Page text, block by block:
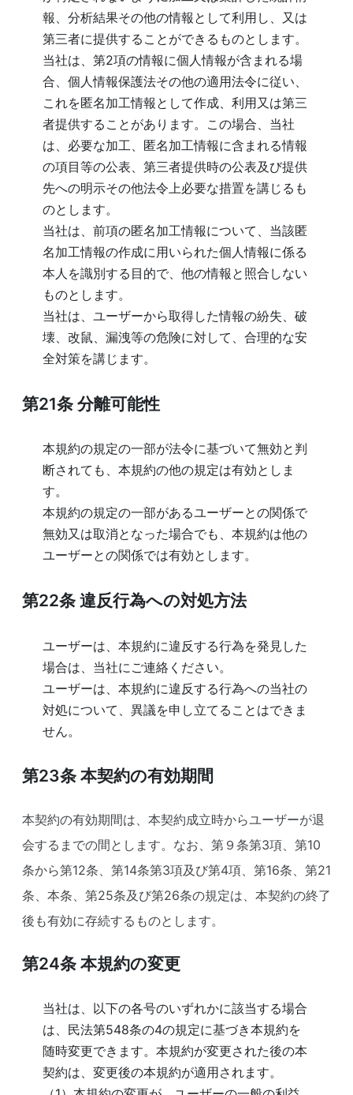
報、分析結果その他の情報として利用し、又は
第三者に提供することができるものとします。
当社は、第2項の情報に個人情報が含まれる場
合、個人情報保護法その他の適用法令に従い、
これを匿名加工情報として作成、利用又は第三
者提供することがあります。この場合、当社
は、必要な加工、匿名加工情報に含まれる情報
の項目等の公表、第三者提供時の公表及び提供
先への明示その他法令上必要な措置を講じるも
のとします。
当社は、前項の匿名加工情報について、当該匿
名加工情報の作成に用いられた個人情報に係る
本人を識別する目的で、他の情報と照合しない
ものとします。
当社は、ユーザーから取得した情報の紛失、破
壊、改鼠、漏洩等の危険に対して、合理的な安
全対策を講じます。
第21条 分離可能性
本規約の規定の一部が法令に基づいて無効と判
断されても、本規約の他の規定は有効としま
す。
本規約の規定の一部があるユーザーとの関係で
無効又は取消となった場合でも、本規約は他の
ユーザーとの関係では有効とします。
第22条 違反行為への対処方法
ユーザーは、本規約に違反する行為を発見した
場合は、当社にご連絡ください。
ユーザーは、本規約に違反する行為への当社の
対処について、異議を申し立てることはできま
せん。
第23条 本契約の有効期間
本契約の有効期間は、本契約成立時からユーザーが退
会するまでの間とします。なお、第９条第3項、第10
条から第12条、第14条第3項及び第4項、第16条、第21
条、本条、第25条及び第26条の規定は、本契約の終了
後も有効に存続するものとします。
第24条 本規約の変更
当社は、以下の各号のいずれかに該当する場合
は、民法第548条の4の規定に基づき本規約を
随時変更できます。本規約が変更された後の本
契約は、変更後の本規約が適用されます。